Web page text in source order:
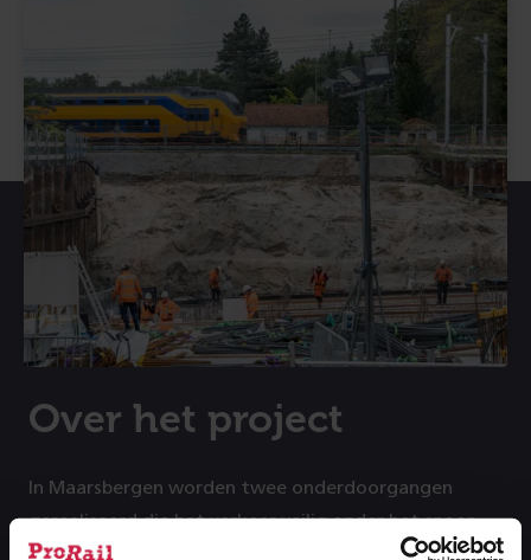
Over het project
In Maarsbergen worden twee onderdoorgangen
gerealiseerd die het verkeer veilig onder het spoor
door leiden. Er komen drie nieuwe fietsbruggen en de